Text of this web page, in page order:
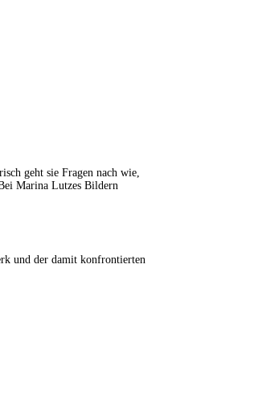
geht sie Fragen nach wie,
Marina Lutzes Bildern
und der damit konfrontierten